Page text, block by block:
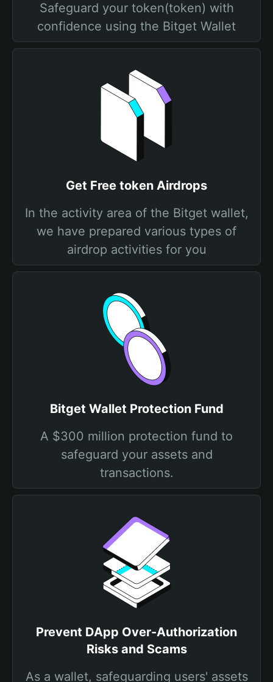
Safeguard your token(token) with
confidence using the Bitget Wallet
Get Free token Airdrops
In the activity area of the Bitget wallet,
we have prepared various types of
airdrop activities for you
Bitget Wallet Protection Fund
A $300 million protection fund to
safeguard your assets and
transactions.
Prevent DApp Over-Authorization
Risks and Scams
As a wallet, safeguarding users' assets